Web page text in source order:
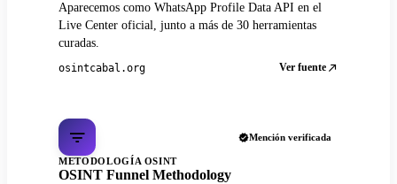
Aparecemos como WhatsApp Profile Data API en el
Live Center oficial, junto a más de 30 herramientas
curadas.
osintcabal.org Ver fuente
Mención verificada
METODOLOGÍA OSINT
OSINT Funnel Methodology